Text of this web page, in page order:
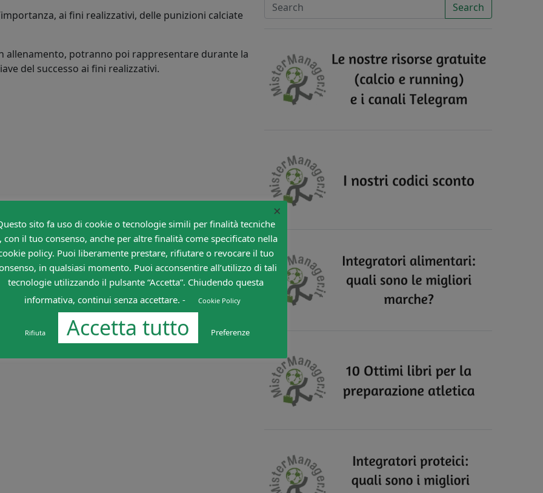
ai fini realizzativi, delle punizioni calciate
allenamento, potranno poi rappresentare durante la
del successo ai fini realizzativi.
Search
×
sito fa uso di cookie o tecnologie simili per finalità tecniche
con il tuo consenso, anche per altre finalità come specificato nella
policy. Puoi liberamente prestare, rifiutare o revocare il tuo
in qualsiasi momento. Puoi acconsentire all’utilizzo di tali
tecnologie utilizzando il pulsante “Accetta”. Chiudendo questa
informativa, continui senza accettare. -
Cookie Policy
Rifiuta Accetta tutto Preferenze